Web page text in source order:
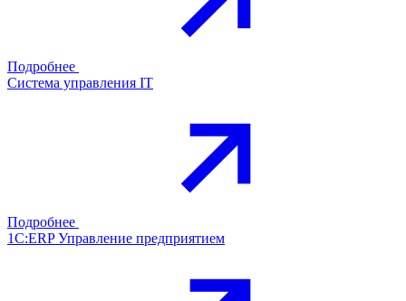
Подробнее
Система управления IT
Подробнее
1С:ERP Управление предприятием